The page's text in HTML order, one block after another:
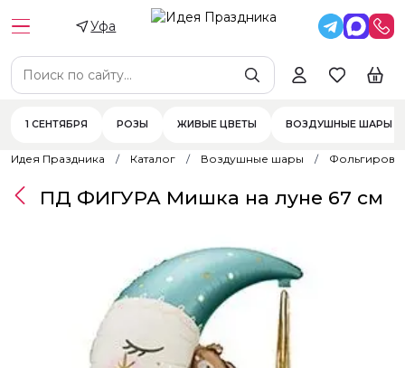
Уфа
1 СЕНТЯБРЯ РОЗЫ ЖИВЫЕ ЦВЕТЫ ВОЗДУШНЫЕ ШАРЫ
Идея Праздника Каталог Воздушные шары
ПД ФИГУРА Мишка на луне 67 см